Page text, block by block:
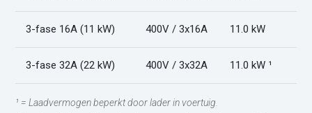
3-fase 16A (11 kW) 400V / 3x16A 11.0 kW
3-fase 32A (22 kW) 400V / 3x32A 11.0 kW ¹
¹ = Laadvermogen beperkt door lader in voertuig.